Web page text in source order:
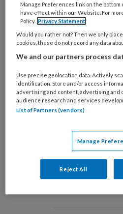
deagreez / stock.adobe.com
We
Wil je dit
Maak gratis een
artikelen gratis
Manage Preferences link on the bottom
have effect within our Website. For
Policy. Privacy Statement
Would you rather not? Then we only
cookies, these do not record any data
We and our partners process
Use precise geolocation data. Actively
identification. Store and/or access
advertising and content, advertising and
audience research and services
List of Partners (vendors)
Manage
Reject All